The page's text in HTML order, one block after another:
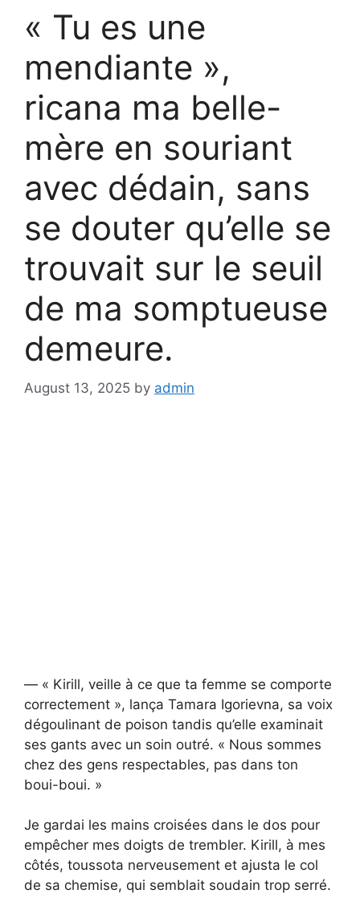
« Tu es une
mendiante »,
ricana ma belle-
mère en souriant
avec dédain, sans
se douter qu’elle se
trouvait sur le seuil
de ma somptueuse
demeure.
August 13, 2025 by admin
— « Kirill, veille à ce que ta femme se comporte
correctement », lança Tamara Igorievna, sa voix
dégoulinant de poison tandis qu’elle examinait
ses gants avec un soin outré. « Nous sommes
chez des gens respectables, pas dans ton
boui-boui. »
Je gardai les mains croisées dans le dos pour
empêcher mes doigts de trembler. Kirill, à mes
côtés, toussota nerveusement et ajusta le col
de sa chemise, qui semblait soudain trop serré.